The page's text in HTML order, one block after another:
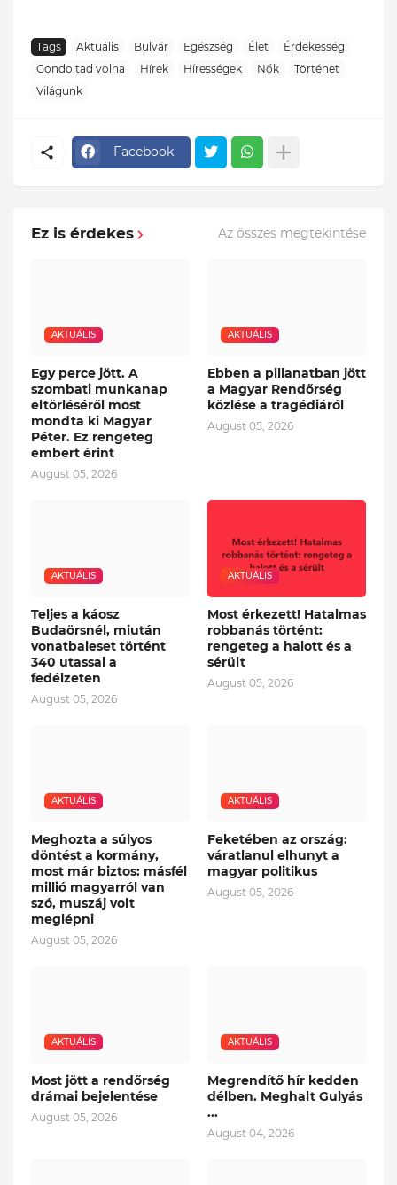
Tags Aktuális Bulvár Egészség Élet
Érdekesség
Gondoltad volna
Hírek Hírességek Nők
Történet
Világunk
Facebook
Ez is érdekes Az összes megtekintése
AKTUÁLIS
Egy perce jött. A
szombati munkanap
eltörléséről most
mondta ki Magyar
Péter. Ez rengeteg
embert érint
August 05, 2026
AKTUÁLIS
Ebben a pillanatban jött
a Magyar Rendőrség
közlése a tragédiáról
August 05, 2026
AKTUÁLIS
Teljes a káosz
Budaörsnél, miután
vonatbaleset történt
340 utassal a
fedélzeten
August 05, 2026
AKTUÁLIS
Most érkezett! Hatalmas
robbanás történt:
rengeteg a halott és a
sérült
August 05, 2026
AKTUÁLIS
Meghozta a súlyos
döntést a kormány,
most már biztos: másfél
millió magyarról van
szó, muszáj volt
meglépni
August 05, 2026
AKTUÁLIS
Feketében az ország:
váratlanul elhunyt a
magyar politikus
August 05, 2026
AKTUÁLIS
Most jött a rendőrség
drámai bejelentése
August 05, 2026
AKTUÁLIS
Megrendítő hír kedden
délben. Meghalt Gulyás
...
August 04, 2026